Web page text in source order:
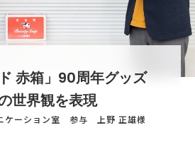
赤箱」90周年グッズ
世界観を表現
ケーション室 参与 上野 正雄様